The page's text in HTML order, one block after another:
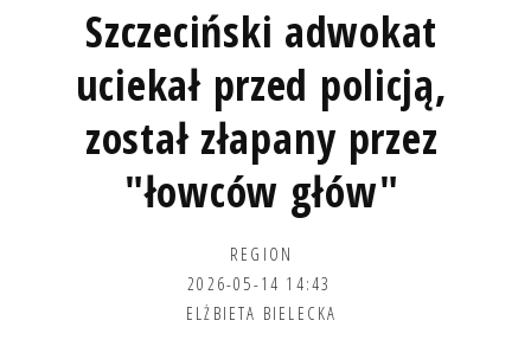
Szczeciński adwokat
uciekał przed policją,
został złapany przez
"łowców głów"
REGION
2026-05-14 14:43
ELŻBIETA BIELECKA